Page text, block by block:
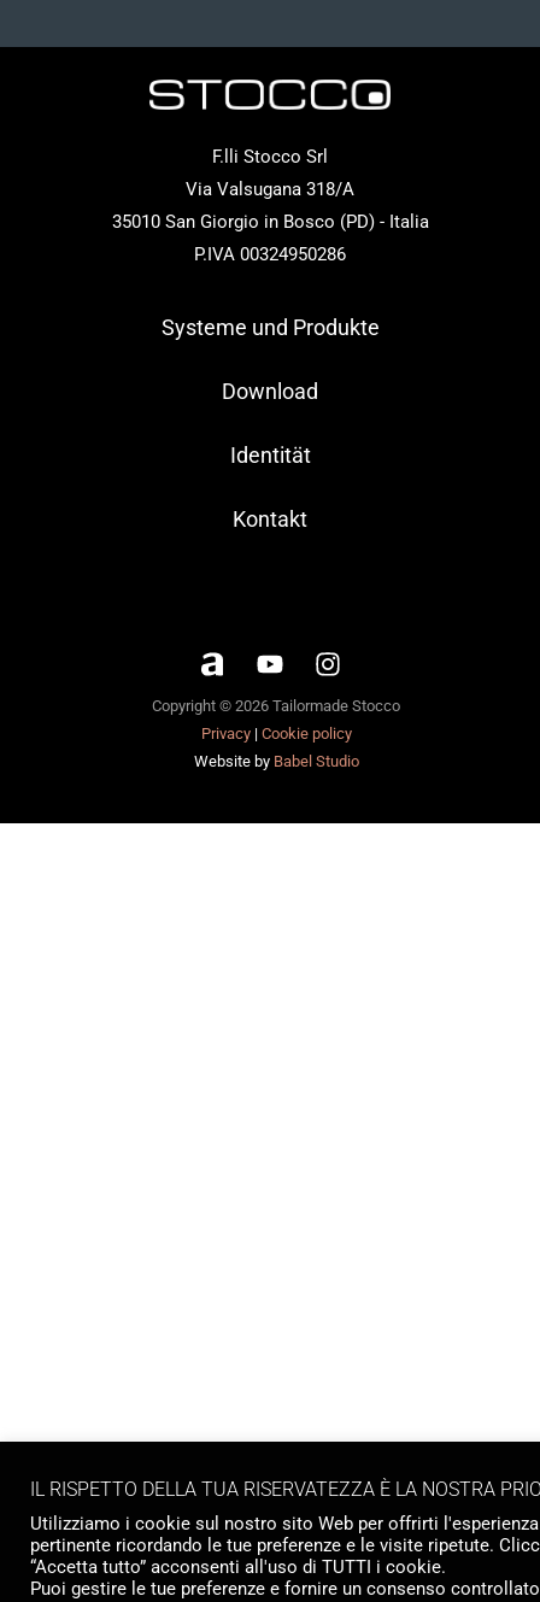
F.lli Stocco Srl
Via Valsugana 318/A
35010 San Giorgio in Bosco (PD) - Italia
P.IVA 00324950286
Systeme und Produkte
Download
Identität
Kontakt
Copyright © 2026 Tailormade Stocco
Privacy| Cookie policy
Website by Babel Studio
IL RISPETTO DELLA TUA RISERVATEZZA È LA NOSTRA
Utilizziamo i cookie sul nostro sito Web per offrirti
pertinente ricordando le tue preferenze e le visite ripetute.
“Accetta tutto” acconsenti all'uso di TUTTI i cookie.
Puoi gestire le tue preferenze e fornire un consenso